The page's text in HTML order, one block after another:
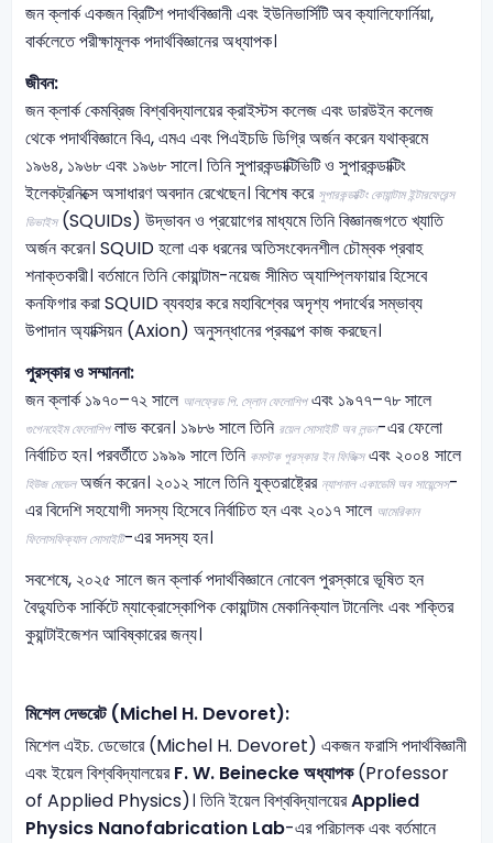
জন ক্লার্ক একজন ব্রিটিশ পদার্থবিজ্ঞানী এবং ইউনিভার্সিটি অব ক্যালিফোর্নিয়া,
বার্কলেতে পরীক্ষামূলক পদার্থবিজ্ঞানের অধ্যাপক।
জীবন:
জন ক্লার্ক কেমব্রিজ বিশ্ববিদ্যালয়ের ক্রাইস্টস কলেজ এবং ডারউইন কলেজ
থেকে পদার্থবিজ্ঞানে বিএ, এমএ এবং পিএইচডি ডিগ্রি অর্জন করেন যথাক্রমে
১৯৬৪, ১৯৬৮ এবং ১৯৬৮ সালে। তিনি সুপারকন্ডাক্টিভিটি ও সুপারকন্ডাক্টিং
ইলেকট্রনিক্সে অসাধারণ অবদান রেখেছেন। বিশেষ করে সুপারকন্ডাক্টিং কোয়ান্টাম ইন্টারফেরেন্স
ডিভাইস(SQUIDs) উদ্ভাবন ও প্রয়োগের মাধ্যমে তিনি বিজ্ঞানজগতে খ্যাতি
অর্জন করেন। SQUID হলো এক ধরনের অতিসংবেদনশীল চৌম্বক প্রবাহ
শনাক্তকারী। বর্তমানে তিনি কোয়ান্টাম-নয়েজ সীমিত অ্যাম্প্লিফায়ার হিসেবে
কনফিগার করা SQUID ব্যবহার করে মহাবিশ্বের অদৃশ্য পদার্থের সম্ভাব্য
উপাদান অ্যাক্সিয়ন (Axion) অনুসন্ধানের প্রকল্পে কাজ করছেন।
পুরস্কার ও সম্মাননা:
জন ক্লার্ক ১৯৭০–৭২ সালে আলফ্রেড পি. স্লোন ফেলোশিপএবং ১৯৭৭–৭৮ সালে
গুগেনহেইম ফেলোশিপলাভ করেন। ১৯৮৬ সালে তিনি রয়েল সোসাইটি অব লন্ডন-এর ফেলো
নির্বাচিত হন। পরবর্তীতে ১৯৯৯ সালে তিনি কমস্টক পুরস্কার ইন ফিজিক্সএবং ২০০৪ সালে
হিউজ মেডেলঅর্জন করেন। ২০১২ সালে তিনি যুক্তরাষ্ট্রের ন্যাশনাল একাডেমি অব সায়েন্সেস-
এর বিদেশি সহযোগী সদস্য হিসেবে নির্বাচিত হন এবং ২০১৭ সালে আমেরিকান
ফিলোসফিক্যাল সোসাইটি-এর সদস্য হন।
সবশেষে, ২০২৫ সালে জন ক্লার্ক পদার্থবিজ্ঞানে নোবেল পুরস্কারে ভূষিত হন
বৈদ্যুতিক সার্কিটে ম্যাক্রোস্কোপিক কোয়ান্টাম মেকানিক্যাল টানেলিং এবং শক্তির
কুয়ান্টাইজেশন আবিষ্কারের জন্য।
মিশেল দেভরেট(Michel H. Devoret):
মিশেল এইচ. ডেভোরে (Michel H. Devoret) একজন ফরাসি পদার্থবিজ্ঞানী
এবং ইয়েল বিশ্ববিদ্যালয়েরF. W. Beinecke অধ্যাপক(Professor
of Applied Physics)। তিনি ইয়েল বিশ্ববিদ্যালয়েরApplied
Physics Nanofabrication Lab-এর পরিচালক এবং বর্তমানে